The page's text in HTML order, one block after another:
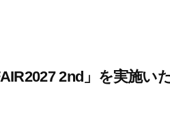
2nd」を実施い